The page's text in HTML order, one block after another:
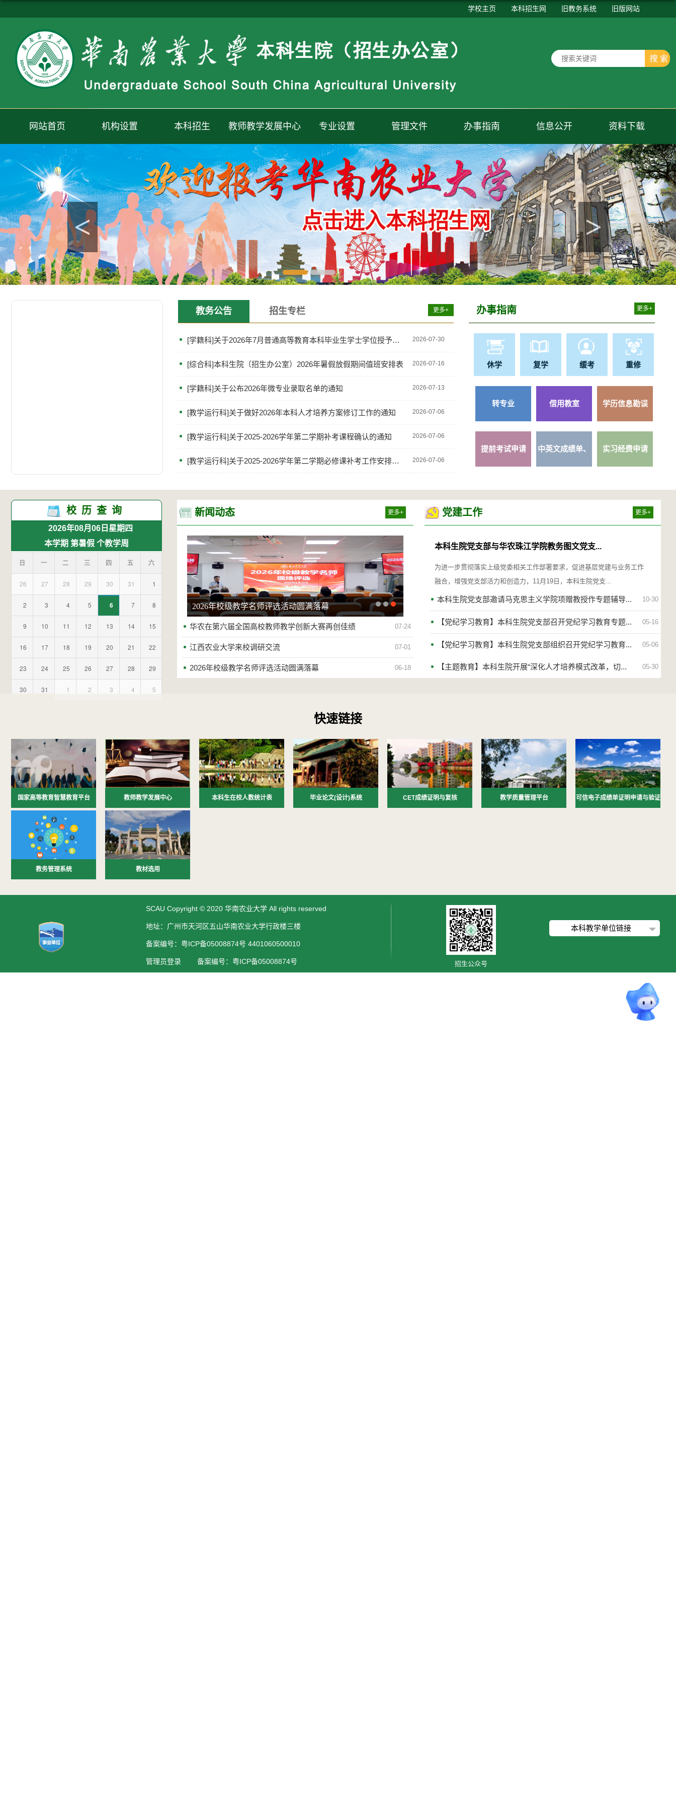
旧版网站
旧教务系统
本科招生网
学校主页
网站首页 机构设置 本科招生 教师教学发展中心 专业设置 管理文件 办事指南 信息公开 资料下载
< >
教务公告 招生专栏 更多+
2026-07-30
[学籍科]关于2026年7月普通高等教育本科毕业生学士学位授予名单的公示
2026-07-16
[综合科]本科生院（招生办公室）2026年暑假放假期间值班安排表
2026-07-13
[学籍科]关于公布2026年微专业录取名单的通知
2026-07-06
[教学运行科]关于做好2026年本科人才培养方案修订工作的通知
2026-07-06
[教学运行科]关于2025-2026学年第二学期补考课程确认的通知
2026-07-06
[教学运行科]关于2025-2026学年第二学期必修课补考工作安排的通知
办事指南 更多+
休学 复学 缓考 重修
转专业 借用教室 学历信息勘误
提前考试申请 中英文成绩单、 实习经费申请
校历查询
2026年08月06日 星期四
本学期 第暑假 个教学周
日 一 二 三 四 五 六
26 27 28 29 30 31 1
2 3 4 5 6 7 8
9 10 11 12 13 14 15
16 17 18 19 20 21 22
23 24 25 26 27 28 29
30 31 1 2 3 4 5
新闻动态 更多+
华农在第六届全国高校教师教学创新大赛再创...
< >
07-24
华农在第六届全国高校教师教学创新大赛再创佳绩
07-01
江西农业大学来校调研交流
06-18
2026年校级教学名师评选活动圆满落幕
党建工作 更多+
本科生院党支部与华农珠江学院教务图文党支...
为进一步贯彻落实上级党委相关工作部署要求，促进基层党建与业务工作
融合，增强党支部活力和创造力，11月19日，本科生院党支...
10-30
本科生院党支部邀请马克思主义学院项赠教授作专题辅导...
05-16
【党纪学习教育】本科生院党支部召开党纪学习教育专题...
05-06
【党纪学习教育】本科生院党支部组织召开党纪学习教育...
05-30
【主题教育】本科生院开展“深化人才培养模式改革，切...
快速链接
国家高等教育智慧教育平台 教师教学发展中心 本科生在校人数统计表 毕业论文(设计)系统 CET成绩证明与复核 教学质量管理平台 可信电子成绩单证明申请与验证
教务管理系统 教材选用
SCAU Copyright © 2020 华南农业大学 All rights reserved
地址：广州市天河区五山华南农业大学行政楼三楼
备案编号：粤ICP备05008874号 4401060500010
管理员登录 备案编号：粤ICP备05008874号 招生公众号
本科教学单位链接